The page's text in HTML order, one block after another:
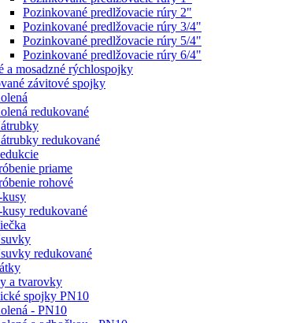
Pozinkované predlžovacie rúry 2"
Pozinkované predlžovacie rúry 3/4"
Pozinkované predlžovacie rúry 5/4"
Pozinkované predlžovacie rúry 6/4"
a mosadzné rýchlospojky
závitové spojky
redukované
redukované
priame
rohové
kusy
redukované
redukované
a tvarovky
spojky PN10
- PN10